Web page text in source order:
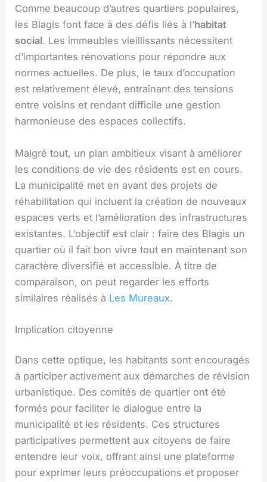
Comme beaucoup d’autres quartiers populaires,
les Blagis font face à des défis liés à l’habitat
social. Les immeubles vieillissants nécessitent
d’importantes rénovations pour répondre aux
normes actuelles. De plus, le taux d’occupation
est relativement élevé, entraînant des tensions
entre voisins et rendant difficile une gestion
harmonieuse des espaces collectifs.
Malgré tout, un plan ambitieux visant à améliorer
les conditions de vie des résidents est en cours.
La municipalité met en avant des projets de
réhabilitation qui incluent la création de nouveaux
espaces verts et l’amélioration des infrastructures
existantes. L’objectif est clair : faire des Blagis un
quartier où il fait bon vivre tout en maintenant son
caractère diversifié et accessible. À titre de
comparaison, on peut regarder les efforts
similaires réalisés à Les Mureaux.
Implication citoyenne
Dans cette optique, les habitants sont encouragés
à participer activement aux démarches de révision
urbanistique. Des comités de quartier ont été
formés pour faciliter le dialogue entre la
municipalité et les résidents. Ces structures
participatives permettent aux citoyens de faire
entendre leur voix, offrant ainsi une plateforme
pour exprimer leurs préoccupations et proposer